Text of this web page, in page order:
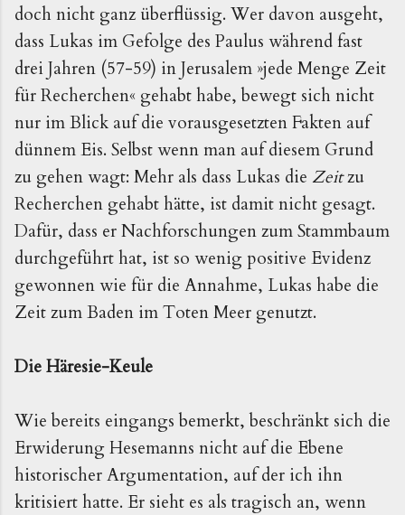
doch nicht ganz überflüssig. Wer davon ausgeht,
dass Lukas im Gefolge des Paulus während fast
drei Jahren (57-59) in Jerusalem »jede Menge Zeit
für Recherchen« gehabt habe, bewegt sich nicht
nur im Blick auf die vorausgesetzten Fakten auf
dünnem Eis. Selbst wenn man auf diesem Grund
zu gehen wagt: Mehr als dass Lukas die Zeitzu
Recherchen gehabt hätte, ist damit nicht gesagt.
Dafür, dass er Nachforschungen zum Stammbaum
durchgeführt hat, ist so wenig positive Evidenz
gewonnen wie für die Annahme, Lukas habe die
Zeit zum Baden im Toten Meer genutzt.
Die Häresie-Keule
Wie bereits eingangs bemerkt, beschränkt sich die
Erwiderung Hesemanns nicht auf die Ebene
historischer Argumentation, auf der ich ihn
kritisiert hatte. Er sieht es als tragisch an, wenn